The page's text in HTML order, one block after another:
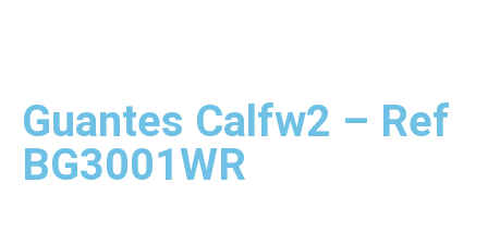
Guantes Calfw2 – Ref
BG3001WR